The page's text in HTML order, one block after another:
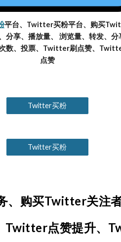
平台、Twitter买粉平台、购买
分享、播放量、 浏览量、转发、分
数、投票、Twitter刷点赞、
点赞
Twitter买粉
Twitter买粉
购买Twitter关注
Twitter点赞提升、